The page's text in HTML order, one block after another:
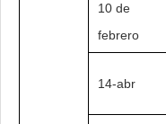
10 de
febrero
14-abr